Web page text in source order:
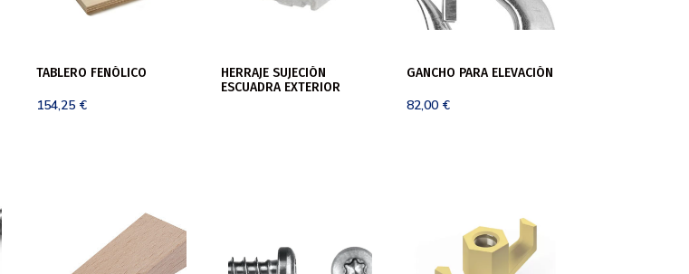
TABLERO FENÓLICO
154,25 €
HERRAJE SUJECIÓN
ESCUADRA EXTERIOR
GANCHO PARA ELEVACIÓN
82,00 €